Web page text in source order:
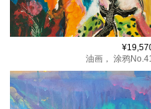
油画， 涂鸦